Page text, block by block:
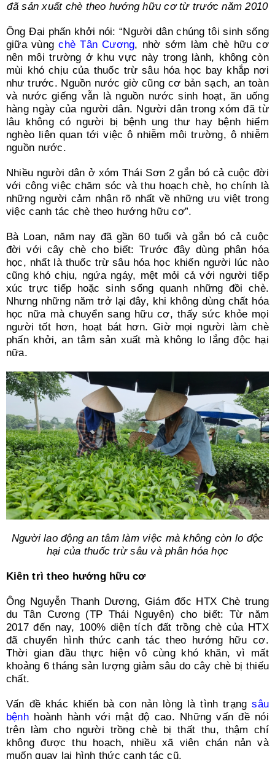
đã sản xuất chè theo hướng hữu cơ từ trước năm 2010
Ông Đại phấn khởi nói: “Người dân chúng tôi sinh sống
giữa vùngchè Tân Cương, nhờ sớm làm chè hữu cơ
nên môi trường ở khu vực này trong lành, không còn
mùi khó chịu của thuốc trừ sâu hóa học bay khắp nơi
như trước. Nguồn nước giờ cũng cơ bản sạch, an toàn
và nước giếng vẫn là nguồn nước sinh hoạt, ăn uống
hàng ngày của người dân. Người dân trong xóm đã từ
lâu không có người bị bệnh ung thư hay bệnh hiểm
nghèo liên quan tới việc ô nhiễm môi trường, ô nhiễm
nguồn nước.
Nhiều người dân ở xóm Thái Sơn 2 gắn bó cả cuộc đời
với công việc chăm sóc và thu hoạch chè, họ chính là
những người cảm nhận rõ nhất về những ưu việt trong
việc canh tác chè theo hướng hữu cơ”.
Bà Loan, năm nay đã gần 60 tuổi và gắn bó cả cuộc
đời với cây chè cho biết: Trước đây dùng phân hóa
học, nhất là thuốc trừ sâu hóa học khiến người lúc nào
cũng khó chịu, ngứa ngáy, mệt mỏi cả với người tiếp
xúc trực tiếp hoặc sinh sống quanh những đồi chè.
Nhưng những năm trở lại đây, khi không dùng chất hóa
học nữa mà chuyển sang hữu cơ, thấy sức khỏe mọi
người tốt hơn, hoạt bát hơn. Giờ mọi người làm chè
phấn khởi, an tâm sản xuất mà không lo lắng độc hại
nữa.
Người lao động an tâm làm việc mà không còn lo độc
hại của thuốc trừ sâu và phân hóa học
Kiên trì theo hướng hữu cơ
Ông Nguyễn Thanh Dương, Giám đốc HTX Chè trung
du Tân Cương (TP Thái Nguyên) cho biết: Từ năm
2017 đến nay, 100% diện tích đất trồng chè của HTX
đã chuyển hình thức canh tác theo hướng hữu cơ.
Thời gian đầu thực hiện vô cùng khó khăn, vì mất
khoảng 6 tháng sản lượng giảm sâu do cây chè bị thiếu
chất.
Vấn đề khác khiến bà con nản lòng là tình trạngsâu
bệnh hoành hành với mật độ cao. Những vấn đề nói
trên làm cho người trồng chè bị thất thu, thậm chí
không được thu hoạch, nhiều xã viên chán nản và
muốn quay lại hình thức canh tác cũ.